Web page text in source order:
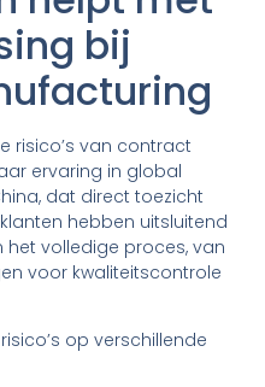
bij
risico’s van contract
ervaring in global
dat direct toezicht
hebben uitsluitend
volledige proces, van
voor kwaliteitscontrole
op verschillende